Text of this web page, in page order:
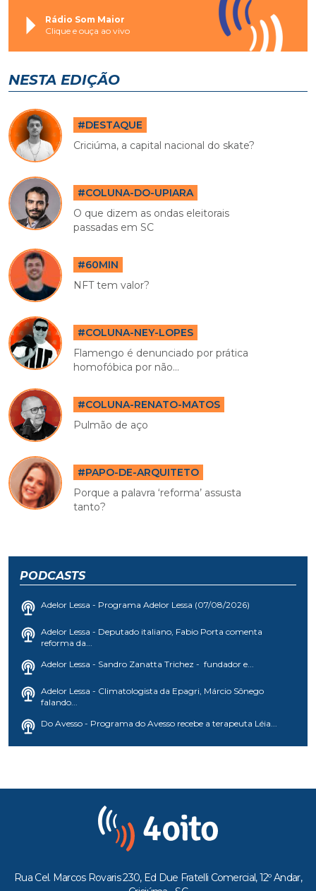
Rádio Som Maior
Clique e ouça ao vivo
NESTA EDIÇÃO
#DESTAQUE
Criciúma, a capital nacional do skate?
#COLUNA-DO-UPIARA
O que dizem as ondas eleitorais
passadas em SC
#60MIN
NFT tem valor?
#COLUNA-NEY-LOPES
Flamengo é denunciado por prática
homofóbica por não...
#COLUNA-RENATO-MATOS
Pulmão de aço
#PAPO-DE-ARQUITETO
Porque a palavra ‘reforma’ assusta
tanto?
PODCASTS
Adelor Lessa - Programa Adelor Lessa (07/08/2026)
Adelor Lessa - Deputado italiano, Fabio Porta comenta
reforma da...
Adelor Lessa - Sandro Zanatta Trichez - fundador e...
Adelor Lessa - Climatologista da Epagri, Márcio Sônego
falando...
Do Avesso - Programa do Avesso recebe a terapeuta Léia...
Rua Cel. Marcos Rovaris 230, Ed Due Fratelli Comercial, 12º Andar,